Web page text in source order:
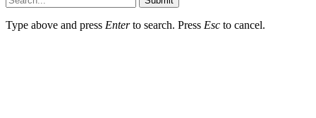
Type above and press Enterto search. Press Esc to cancel.